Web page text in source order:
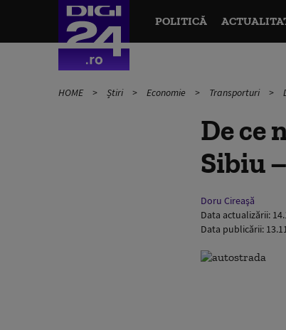
POLITICĂ
HOME Știri Economie Transporturi
De ce
Sibiu
Doru Cireaşă
Data actualizării:
Data publicării: